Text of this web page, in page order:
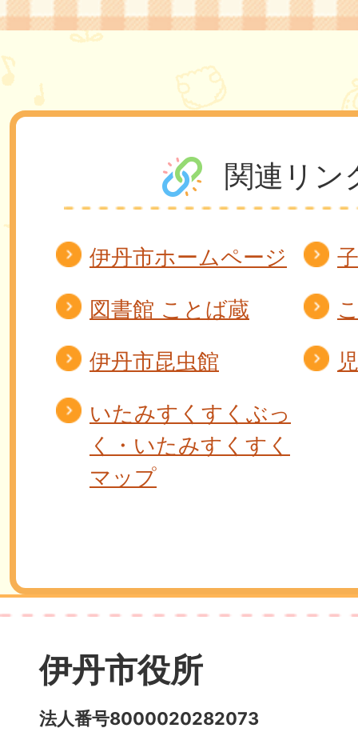
関連リン
伊丹市ホームページ
図書館 ことば蔵
伊丹市昆虫館
いたみすくすくぶっ
く・いたみすくすく
マップ
伊丹市役所
法人番号8000020282073